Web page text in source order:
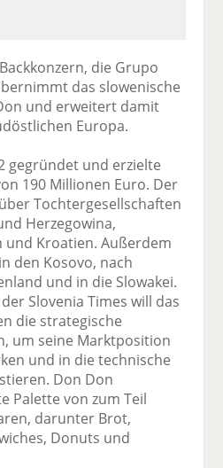
die Grupo
das slowenische
und erweitert damit
Europa.
gegründet und erzielte
190 Millionen Euro. Der
Tochtergesellschaften
Herzegowina,
und Kroatien. Außerdem
den Kosovo, nach
und in die Slowakei.
Slovenia Times will das
die strategische
um seine Marktposition
und in die technische
Don Don
Palette von zum Teil
darunter Brot,
Donuts und